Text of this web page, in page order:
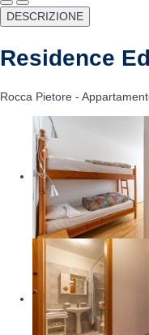
DESCRIZIONE
Residence
Rocca Pietore -